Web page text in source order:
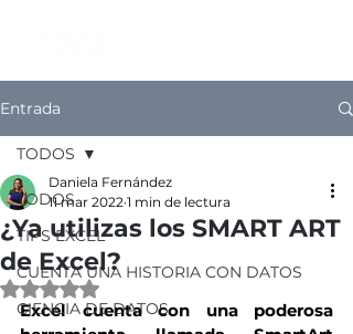
Entrada
TODOS
TIPS EXCEL
CUENTA UNA HISTORIA CON DATOS
CIENCIA DE DATOS
TODOS
¿Ya utilizas los SMART ART
de Excel?
Daniela Fernández
11 mar 2022 1 min de lectura
Obtuvo NaN de 5 estrellas.
Excel cuenta con una poderosa